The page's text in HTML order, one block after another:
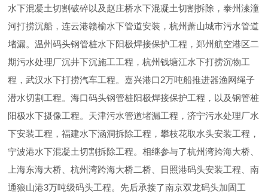
水下混凝土切割破碎以及赵庄桥水下混凝土切割拆除，泰州溱潼
河打捞沉船，连云港赣榆水下管道安装，杭州萧山城市污水管道
堵漏。温州码头钢管桩水下阳极焊接保护工程，郑州航空港区二
期污水处理厂沉井下沉施工工程，杭州钱塘江水下打捞沉物工
程，武汉水下打捞汽车工程。嘉兴港口2万吨船推进器渔网绳子
潜水切割工程。海口码头钢管桩阳极焊接保护工程，以及钢管桩
阳极水下摄像工程。天津污水管道堵漏工程，济宁污水处理厂水
下安装工程，福建水下涵洞拆除工程，攀枝花取水头安装工程，
宁波港水下混凝土切割拆除工程。相继参与了杭州湾跨海大桥、
上海东海大桥、杭州湾跨海大桥二桥、日照港码头安装工程、南
通狼山港3万吨级码头工程。先后承接了南京双龙码头加固工